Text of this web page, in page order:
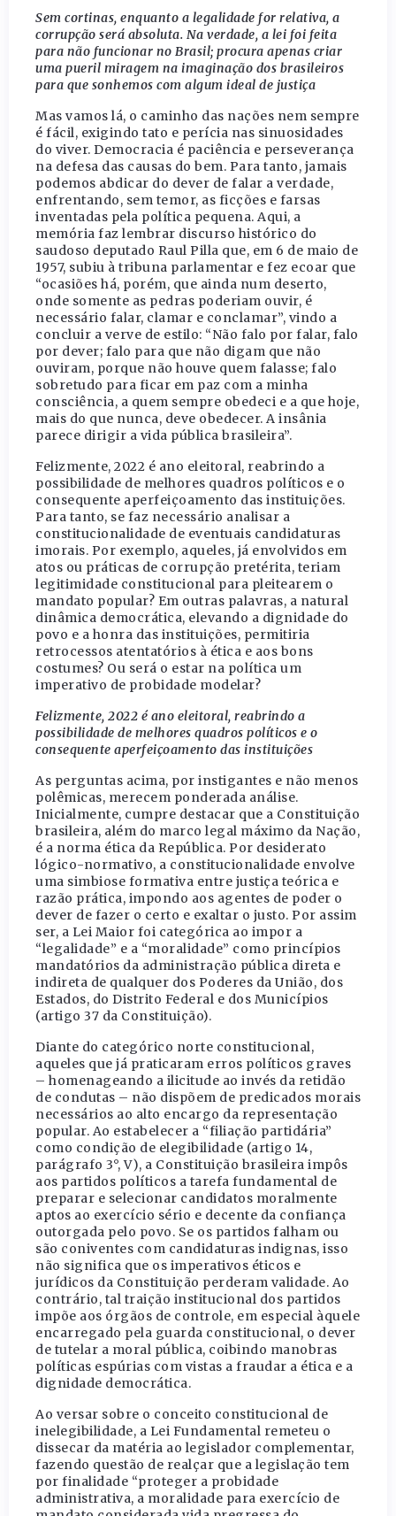
Sem cortinas, enquanto a legalidade for relativa, a
corrupção será absoluta. Na verdade, a lei foi feita
para não funcionar no Brasil; procura apenas criar
uma pueril miragem na imaginação dos brasileiros
para que sonhemos com algum ideal de justiça
Mas vamos lá, o caminho das nações nem sempre
é fácil, exigindo tato e perícia nas sinuosidades
do viver. Democracia é paciência e perseverança
na defesa das causas do bem. Para tanto, jamais
podemos abdicar do dever de falar a verdade,
enfrentando, sem temor, as ficções e farsas
inventadas pela política pequena. Aqui, a
memória faz lembrar discurso histórico do
saudoso deputado Raul Pilla que, em 6 de maio de
1957, subiu à tribuna parlamentar e fez ecoar que
“ocasiões há, porém, que ainda num deserto,
onde somente as pedras poderiam ouvir, é
necessário falar, clamar e conclamar”, vindo a
concluir a verve de estilo: “Não falo por falar, falo
por dever; falo para que não digam que não
ouviram, porque não houve quem falasse; falo
sobretudo para ficar em paz com a minha
consciência, a quem sempre obedeci e a que hoje,
mais do que nunca, deve obedecer. A insânia
parece dirigir a vida pública brasileira”.
Felizmente, 2022 é ano eleitoral, reabrindo a
possibilidade de melhores quadros políticos e o
consequente aperfeiçoamento das instituições.
Para tanto, se faz necessário analisar a
constitucionalidade de eventuais candidaturas
imorais. Por exemplo, aqueles, já envolvidos em
atos ou práticas de corrupção pretérita, teriam
legitimidade constitucional para pleitearem o
mandato popular? Em outras palavras, a natural
dinâmica democrática, elevando a dignidade do
povo e a honra das instituições, permitiria
retrocessos atentatórios à ética e aos bons
costumes? Ou será o estar na política um
imperativo de probidade modelar?
Felizmente, 2022 é ano eleitoral, reabrindo a
possibilidade de melhores quadros políticos e o
consequente aperfeiçoamento das instituições
As perguntas acima, por instigantes e não menos
polêmicas, merecem ponderada análise.
Inicialmente, cumpre destacar que a Constituição
brasileira, além do marco legal máximo da Nação,
é a norma ética da República. Por desiderato
lógico-normativo, a constitucionalidade envolve
uma simbiose formativa entre justiça teórica e
razão prática, impondo aos agentes de poder o
dever de fazer o certo e exaltar o justo. Por assim
ser, a Lei Maior foi categórica ao impor a
“legalidade” e a “moralidade” como princípios
mandatórios da administração pública direta e
indireta de qualquer dos Poderes da União, dos
Estados, do Distrito Federal e dos Municípios
(artigo 37 da Constituição).
Diante do categórico norte constitucional,
aqueles que já praticaram erros políticos graves
– homenageando a ilicitude ao invés da retidão
de condutas – não dispõem de predicados morais
necessários ao alto encargo da representação
popular. Ao estabelecer a “filiação partidária”
como condição de elegibilidade (artigo 14,
parágrafo 3°, V), a Constituição brasileira impôs
aos partidos políticos a tarefa fundamental de
preparar e selecionar candidatos moralmente
aptos ao exercício sério e decente da confiança
outorgada pelo povo. Se os partidos falham ou
são coniventes com candidaturas indignas, isso
não significa que os imperativos éticos e
jurídicos da Constituição perderam validade. Ao
contrário, tal traição institucional dos partidos
impõe aos órgãos de controle, em especial àquele
encarregado pela guarda constitucional, o dever
de tutelar a moral pública, coibindo manobras
políticas espúrias com vistas a fraudar a ética e a
dignidade democrática.
Ao versar sobre o conceito constitucional de
inelegibilidade, a Lei Fundamental remeteu o
dissecar da matéria ao legislador complementar,
fazendo questão de realçar que a legislação tem
por finalidade “proteger a probidade
administrativa, a moralidade para exercício de